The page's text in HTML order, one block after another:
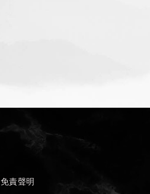
免責聲明